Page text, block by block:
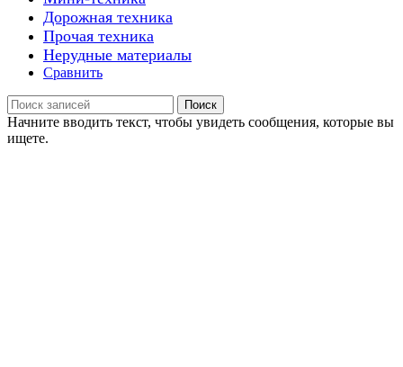
Дорожная техника
Прочая техника
Нерудные материалы
Сравнить
Поиск
Начните вводить текст, чтобы увидеть сообщения, которые вы
ищете.